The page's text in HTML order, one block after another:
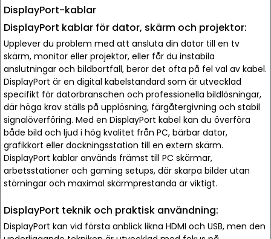
DisplayPort-kablar
DisplayPort kablar för dator, skärm och projektor:
Upplever du problem med att ansluta din dator till en tv
skärm, monitor eller projektor, eller får du instabila
anslutningar och bildbortfall, beror det ofta på fel val av kabel.
DisplayPort är en digital kabelstandard som är utvecklad
specifikt för datorbranschen och professionella bildlösningar,
där höga krav ställs på upplösning, färgåtergivning och stabil
signalöverföring. Med en DisplayPort kabel kan du överföra
både bild och ljud i hög kvalitet från PC, bärbar dator,
grafikkort eller dockningsstation till en extern skärm.
DisplayPort kablar används främst till PC skärmar,
arbetsstationer och gaming setups, där skarpa bilder utan
störningar och maximal skärmprestanda är viktigt.
DisplayPort teknik och praktisk användning:
DisplayPort kan vid första anblick likna HDMI och USB, men den